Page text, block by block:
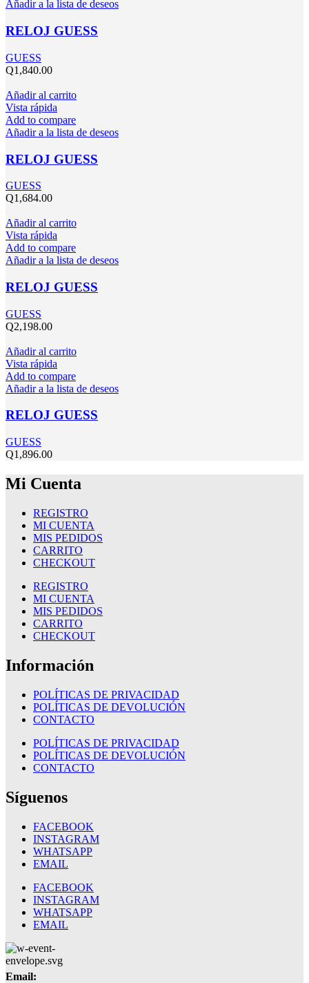
Añadir a la lista de deseos
RELOJ GUESS
GUESS
Q1,840.00
Añadir al carrito
Vista rápida
Add to compare
Añadir a la lista de deseos
RELOJ GUESS
GUESS
Q1,684.00
Añadir al carrito
Vista rápida
Add to compare
Añadir a la lista de deseos
RELOJ GUESS
GUESS
Q2,198.00
Añadir al carrito
Vista rápida
Add to compare
Añadir a la lista de deseos
RELOJ GUESS
GUESS
Q1,896.00
Mi Cuenta
REGISTRO
MI CUENTA
MIS PEDIDOS
CARRITO
CHECKOUT
REGISTRO
MI CUENTA
MIS PEDIDOS
CARRITO
CHECKOUT
Información
POLÍTICAS DE PRIVACIDAD
POLÍTICAS DE DEVOLUCIÓN
CONTACTO
POLÍTICAS DE PRIVACIDAD
POLÍTICAS DE DEVOLUCIÓN
CONTACTO
Síguenos
FACEBOOK
INSTAGRAM
WHATSAPP
EMAIL
FACEBOOK
INSTAGRAM
WHATSAPP
EMAIL
Email: